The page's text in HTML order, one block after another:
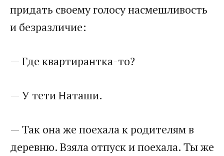
придать своему голосу насмешливость
и безразличие:
— Где квартирантка-то?
— У тети Наташи.
— Так она же поехала к родителям в
деревню. Взяла отпуск и поехала. Ты же